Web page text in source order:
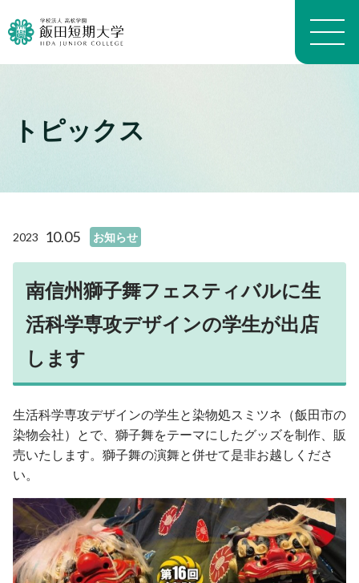
大学概要トップ
学科・専攻の教育目的
教員プロフィール（名前）
沿革
よくある質問 FAQ
財務情報
学科案内トップ
生活科学学科介護福祉専攻
生活科学学科食物栄養専攻
幼児教育学科
養護教育専攻
地域看護学専攻
施設トップ
進路トップ
就職
進学・編入学
卒業生インタビュー
キャンパスライフトップ
イベント
学生生活経済学
クラブ・同好会
入試情報トップ
入学手続・納入金・授業料
交通案内
図書館トップ
利用規程
情報の探し方
図書館活用術
オープンキャンパス
公開講座トップ
地域連携センター
公開講座一覧
出張講座・出前講座・講師派遣
その他の講座一覧
トピックス
2023 10.05 お知らせ
南信州獅子舞フェスティバルに生
活科学専攻デザインの学生が出店
します
生活科学専攻デザインの学生と染物処スミツネ（飯田市の
染物会社）とで、獅子舞をテーマにしたグッズを制作、販
売いたします。獅子舞の演舞と併せて是非お越しくださ
い。